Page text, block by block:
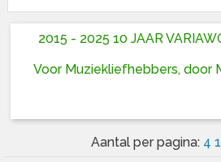
2015 - 2025 10 JAAR
Voor Muziekliefhebbers, door
Aantal per pagina: 4